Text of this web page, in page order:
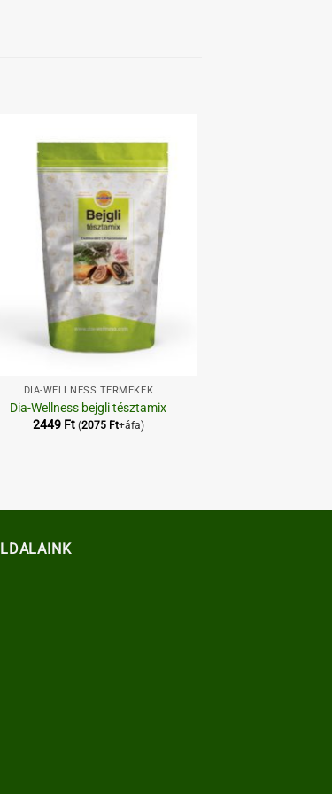
Kedvenceimhez
DIA-WELLNESS TERMÉKEK
Dia-Wellness bejgli tésztamix
2449 Ft (2075 Ft+áfa)